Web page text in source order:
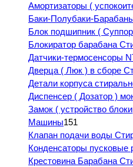
Амортизаторы (
Баки-Полубаки-
Блок подшипник (
Блокиратор барабана
Датчики-термосенсоры
Дверца ( Люк ) в сборе
Детали корпуса
Диспенсер ( Дозатор )
Замок ( устройство
Машины151
Клапан подачи воды
Конденсаторы пусковые
Крестовина Барабана